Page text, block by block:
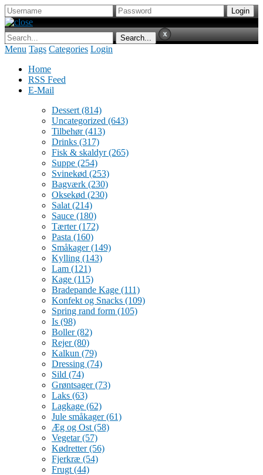
Menu Tags Categories Login
Home
RSS Feed
E-Mail
Dessert (814)
Uncategorized (643)
Tilbehør(413)
Drinks (317)
Fisk & skaldyr(265)
Suppe (254)
Svinekød (253)
Bagværk (230)
Oksekød (230)
Salat (214)
Sauce (180)
Tærter(172)
Pasta (160)
Småkager(149)
Kylling (143)
Lam (121)
Kage (115)
Bradepande Kage (111)
Konfekt og Snacks (109)
Spring rand form (105)
Is (98)
Boller(82)
Rejer(80)
Kalkun (79)
Dressing (74)
Sild (74)
Grøntsager(73)
Laks (63)
Lagkage (62)
Jule småkager(61)
Æg og Ost (58)
Vegetar(57)
Kødretter(56)
Fjerkræ (54)
Frugt (44)